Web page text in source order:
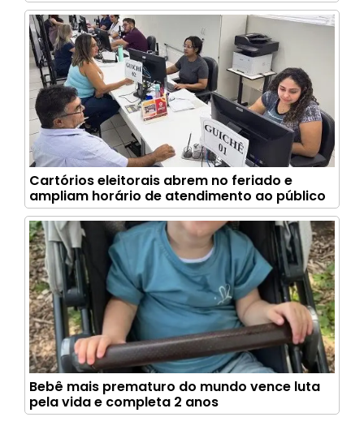
Cartórios eleitorais abrem no feriado e
ampliam horário de atendimento ao público
Bebê mais prematuro do mundo vence luta
pela vida e completa 2 anos